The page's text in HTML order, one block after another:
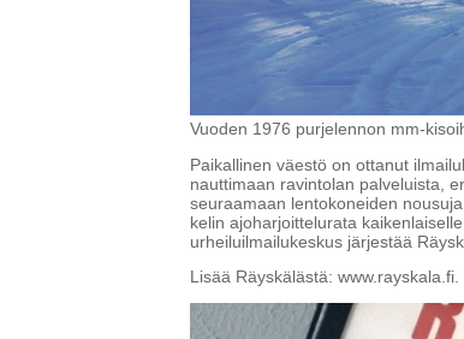
Vuoden 1976 purjelennon mm-
Paikallinen väestö on ottanut
nauttimaan ravintolan palveluista,
seuraamaan lentokoneiden
kelin ajoharjoittelurata
urheiluilmailukeskus järjestää
Lisää Räyskälästä: www.rayskala.fi.